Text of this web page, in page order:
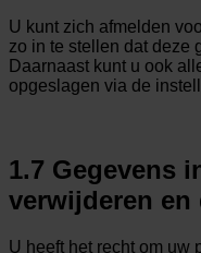
U kunt zich afmelden
zo in te stellen dat deze
Daarnaast kunt u ook
opgeslagen via de
1.7 Gegevens
verwijderen
U heeft het recht om uw